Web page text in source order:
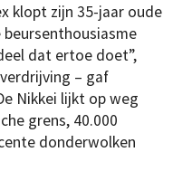
klopt zijn 35-jaar oude
dat ertoe doet”,
– gaf
Nikkei lijkt op weg
grens, 40.000
donderwolken